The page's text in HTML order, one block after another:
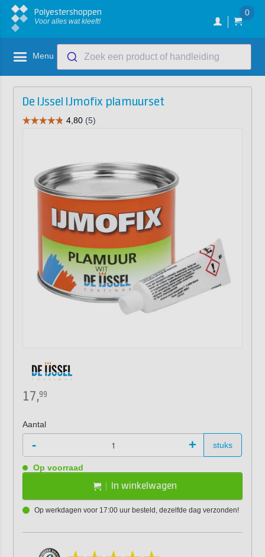
Polyestershoppen
Voor alles wat kleeft!
0
Menu Zoek een product of handleiding
De IJssel IJmofix plamuurset
17,99
Aantal
- + stuks
Op voorraad
In winkelwagen
Op werkdagen voor 17:00 uur besteld, dezelfde dag verzonden!